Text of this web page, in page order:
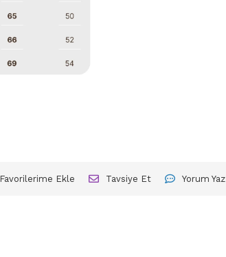
Favorilerime Ekle Tavsiye Et Yorum Yaz